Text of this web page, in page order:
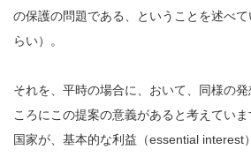
の保護の問題である、ということを述べて
らい）。
それを、平時の場合に、おいて、同様の
ころにこの提案の意義があると考えていま
国家が、基本的な利益（essential interest